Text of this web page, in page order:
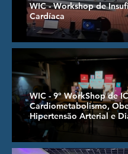
WIC - Workshop de
Cardíaca
WIC - 9º WorkShop de
Cardiometabolismo,
Hipertensão Arterial e